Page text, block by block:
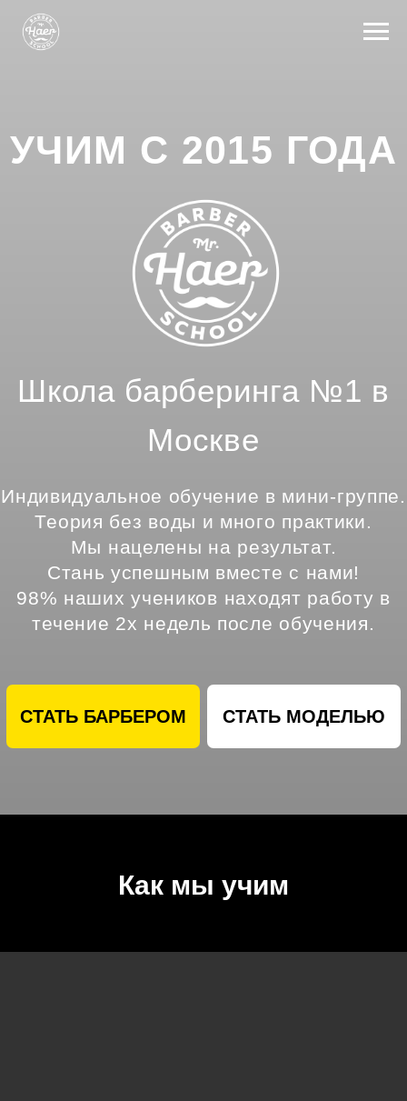
Школа барберинга №1 в
Москве
СТАТЬ БАРБЕРОМ
Мы нацелены на результат.
Стань успешным вместе с нами!
98% наших учеников находят работу в
течение 2х недель после обучения.
Как мы учим